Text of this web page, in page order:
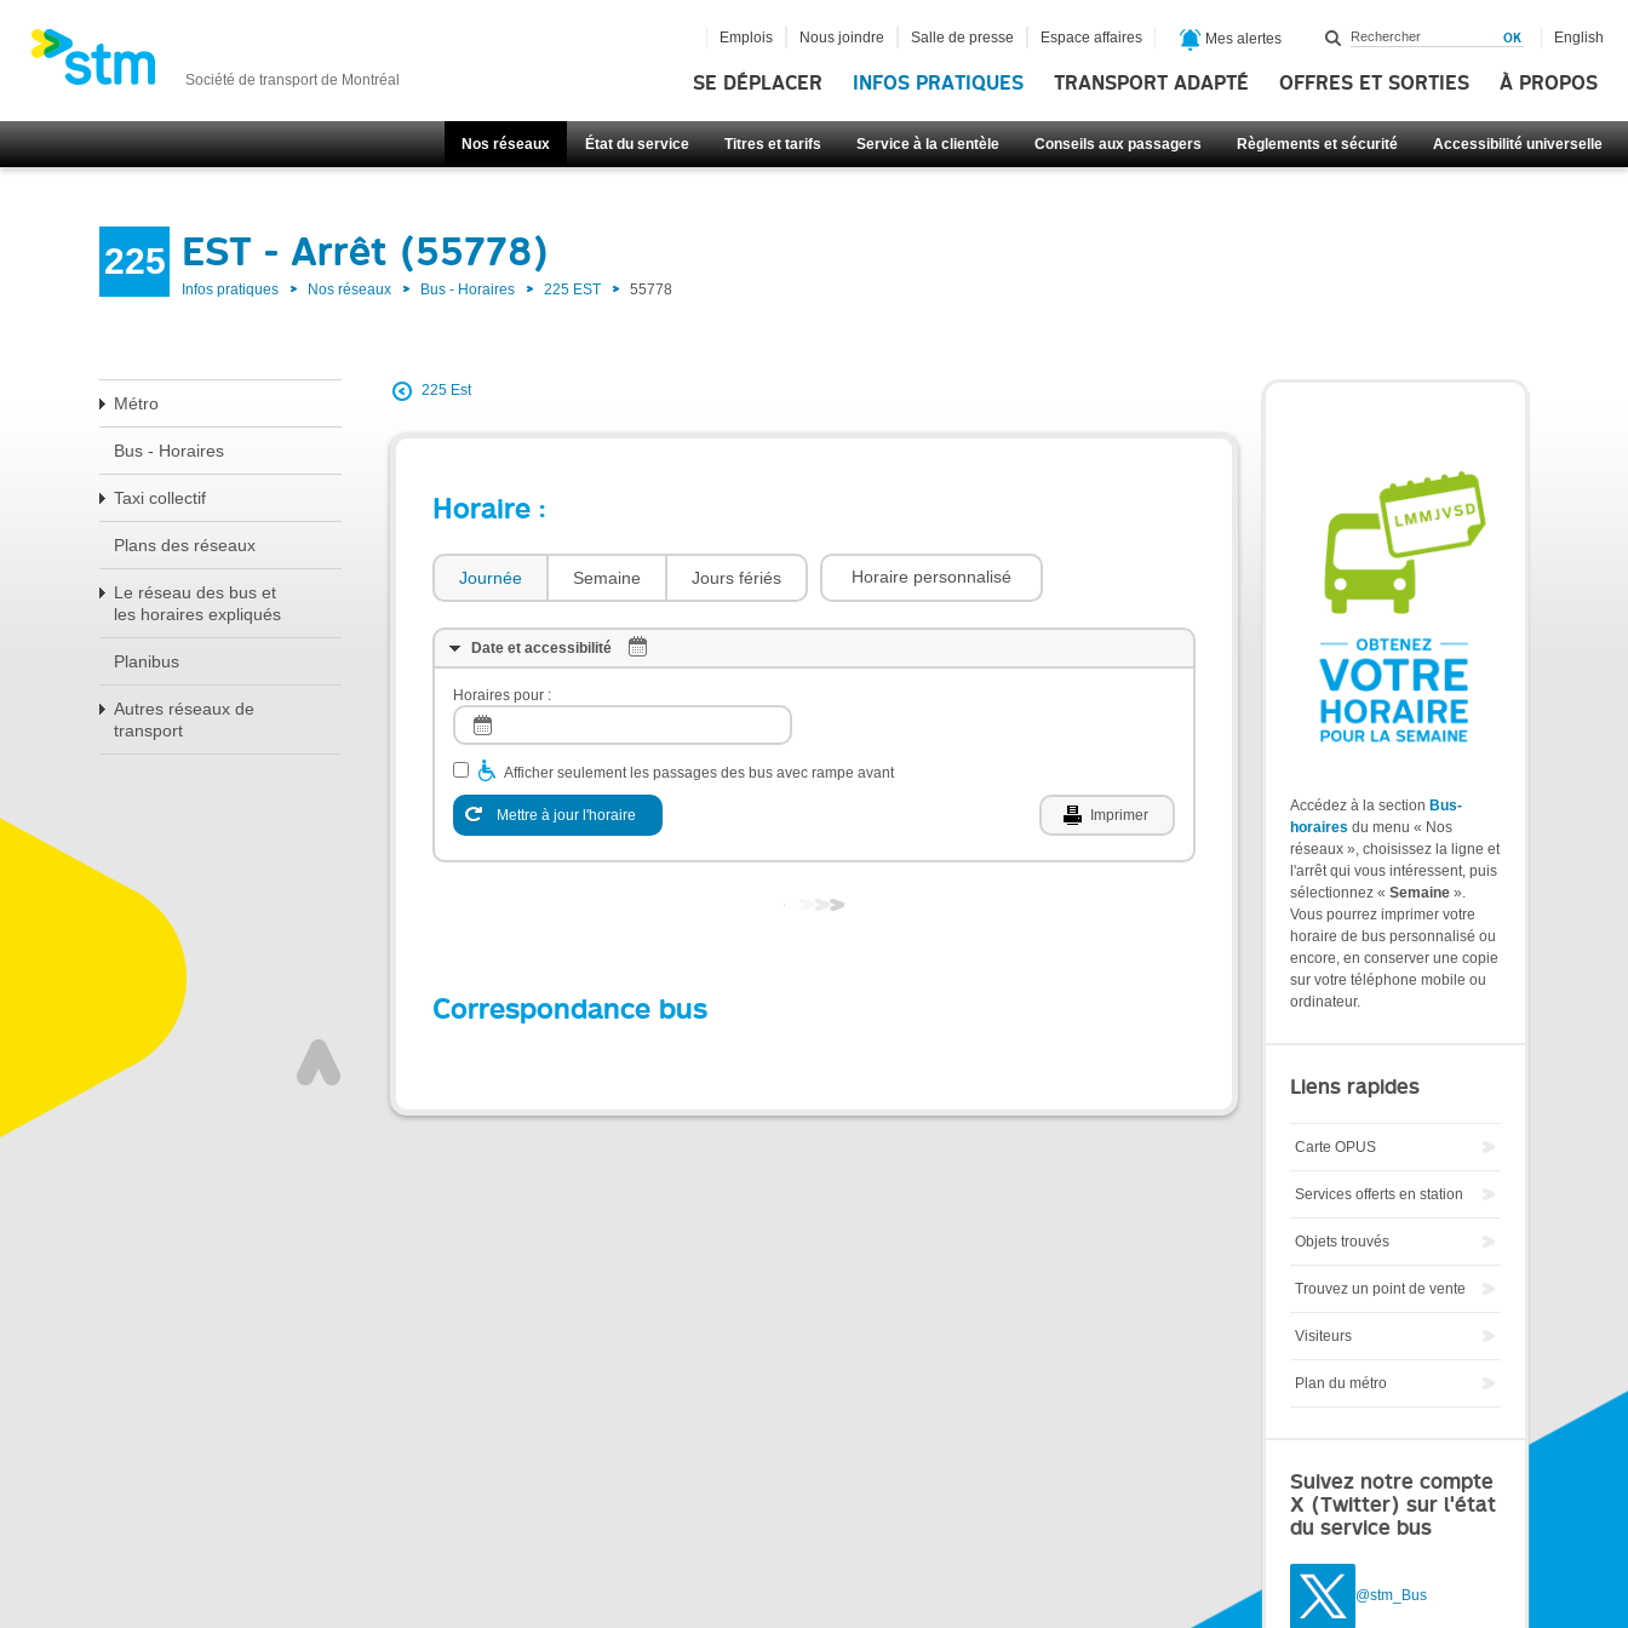
Société de transport de Montréal SE DÉPLACER INFOS PRATIQUES TRANSPORT ADAPTÉ OFFRES ET SORTIES À PROPOS
Nos réseaux État du service Titres et tarifs Service à la clientèle Conseils aux passagers Règlements et sécurité Accessibilité universelle
Emplois Nous joindre Salle de presse Espace affaires Mes alertes English
225 EST - Arrêt (55778)
Infos pratiques Nos réseaux Bus - Horaires 225 EST 55778
Métro
Bus - Horaires
Taxi collectif
Plans des réseaux
Le réseau des bus et
les horaires expliqués
Planibus
Autres réseaux de
transport
225 Est
Horaire :
Journée Semaine Jours fériés Horaire personnalisé
Date et accessibilité
Horaires pour :
Afficher seulement les passages des bus avec rampe avant
Mettre à jour l'horaire Imprimer
Correspondance bus
Accédez à la section Bus-
horaires du menu « Nos
réseaux », choisissez la ligne et
l'arrêt qui vous intéressent, puis
sélectionnez « Semaine ».
Vous pourrez imprimer votre
horaire de bus personnalisé ou
encore, en conserver une copie
sur votre téléphone mobile ou
ordinateur.
Liens rapides
Carte OPUS
Services offerts en station
Objets trouvés
Trouvez un point de vente
Visiteurs
Plan du métro
Suivez notre compte
X (Twitter) sur l'état
du service bus
@stm_Bus